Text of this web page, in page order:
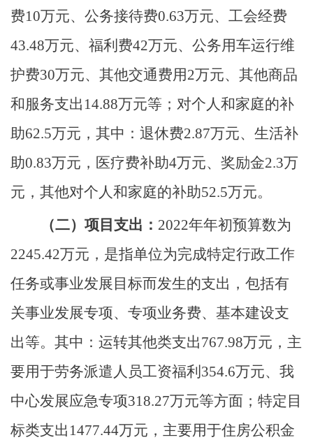
费10万元、公务接待费0.63万元、工会经费
43.48万元、福利费42万元、公务用车运行维
护费30万元、其他交通费用2万元、其他商品
和服务支出14.88万元等；对个人和家庭的补
助62.5万元，其中：退休费2.87万元、生活补
助0.83万元，医疗费补助4万元、奖励金2.3万
元，其他对个人和家庭的补助52.5万元。
（二）项目支出： 2022年年初预算数为
2245.42万元，是指单位为完成特定行政工作
任务或事业发展目标而发生的支出，包括有
关事业发展专项、专项业务费、基本建设支
出等。其中：运转其他类支出767.98万元，主
要用于劳务派遣人员工资福利354.6万元、我
中心发展应急专项318.27万元等方面；特定目
标类支出1477.44万元，主要用于住房公积金